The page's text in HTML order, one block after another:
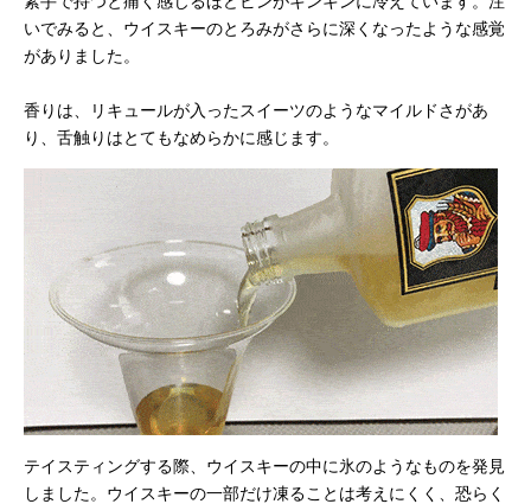
いでみると、ウイスキーのとろみがさらに深くなったような感覚
がありました。
香りは、リキュールが入ったスイーツのようなマイルドさがあ
り、舌触りはとてもなめらかに感じます。
テイスティングする際、ウイスキーの中に氷のようなものを発見
しました。ウイスキーの一部だけ凍ることは考えにくく、恐らく